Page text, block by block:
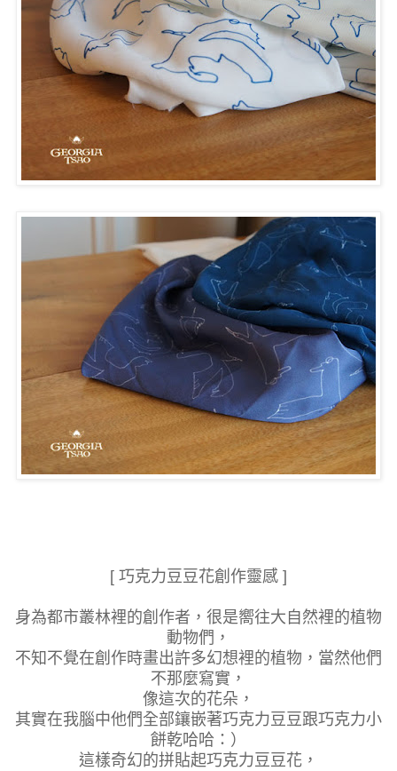
[ 巧克力豆豆花創作靈感 ]
身為都市叢林裡的創作者，很是嚮往大自然裡的植物
動物們，
不知不覺在創作時畫出許多幻想裡的植物，當然他們
不那麼寫實，
像這次的花朵，
其實在我腦中他們全部鑲嵌著巧克力豆豆跟巧克力小
餅乾哈哈：）
這樣奇幻的拼貼起巧克力豆豆花，